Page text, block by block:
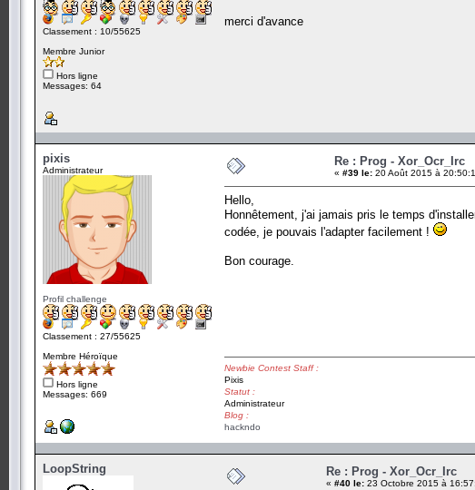
Classement : 10/55625
Membre Junior
Hors ligne
Messages: 64
merci d'avance
pixis
Administrateur
Profil challenge
Classement : 27/55625
Membre Héroïque
Hors ligne
Messages: 669
Re : Prog - Xor_Ocr_Irc
« #39 le: 20 Août 2015 à
Hello,
Honnêtement, j'ai jamais pris le temps
codée, je pouvais l'adapter facilement !
Bon courage.
Newbie Contest Staff :
Pixis
Statut :
Administrateur
Blog :
hackndo
LoopString Re : Prog - Xor_Ocr_Irc
« #40 le: 23 Octobre 2015 à